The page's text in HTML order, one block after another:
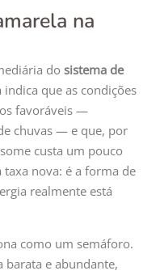
na
dosistema de
indica que as condições
favoráveis —
chuvas — e que, por
custa um pouco
nova: é a forma de
realmente está
como um semáforo.
barata e abundante,